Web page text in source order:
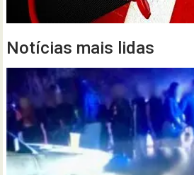
Notícias mais lidas